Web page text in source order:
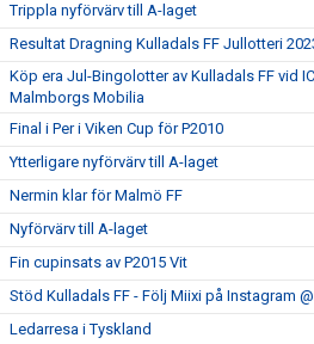
Trippla nyförvärv till A-laget
Resultat Dragning Kulladals FF Jullotteri
Köp era Jul-Bingolotter av Kulladals FF vid
Malmborgs Mobilia
Final i Per i Viken Cup för P2010
Ytterligare nyförvärv till A-laget
Nermin klar för Malmö FF
Nyförvärv till A-laget
Fin cupinsats av P2015 Vit
Stöd Kulladals FF - Följ Miixi på Instagram
Ledarresa i Tyskland